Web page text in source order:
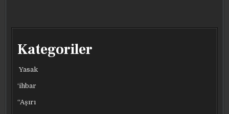
Kategoriler
Yasak
‘ihbar
“Aşırı